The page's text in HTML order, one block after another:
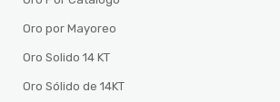
Oro por Mayoreo
Oro Solido 14 KT
Oro Sólido de 14KT